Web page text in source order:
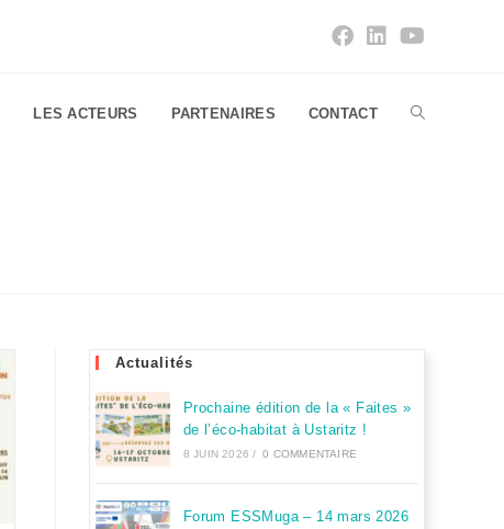
LES ACTEURS PARTENAIRES CONTACT
Actualités
Prochaine édition de la « Faites »
de l’éco-habitat à Ustaritz !
8 JUIN 2026 / 0 COMMENTAIRE
Forum ESSMuga – 14 mars 2026